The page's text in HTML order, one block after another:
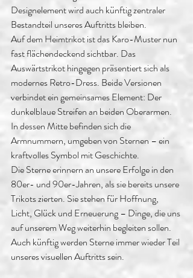
Designelement wird auch künftig zentraler
Bestandteil unseres Auftritts bleiben.
Auf dem Heimtrikot ist das Karo-Muster nun
fast flächendeckend sichtbar. Das
Auswärtstrikot hingegen präsentiert sich als
modernes Retro-Dress. Beide Versionen
verbindet ein gemeinsames Element: Der
dunkelblaue Streifen an beiden Oberarmen.
In dessen Mitte befinden sich die
Armnummern, umgeben von Sternen – ein
kraftvolles Symbol mit Geschichte.
Die Sterne erinnern an unsere Erfolge in den
80er- und 90er-Jahren, als sie bereits unsere
Trikots zierten. Sie stehen für Hoffnung,
Licht, Glück und Erneuerung – Dinge, die uns
auf unserem Weg weiterhin begleiten sollen.
Auch künftig werden Sterne immer wieder Teil
unseres visuellen Auftritts sein.